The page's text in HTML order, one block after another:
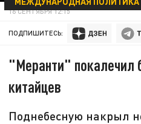
16 СЕНТЯБРЯ 12:15
ПОДПИШИТЕСЬ:
"Меранти" покалечил
китайцев
Поднебесную накрыл